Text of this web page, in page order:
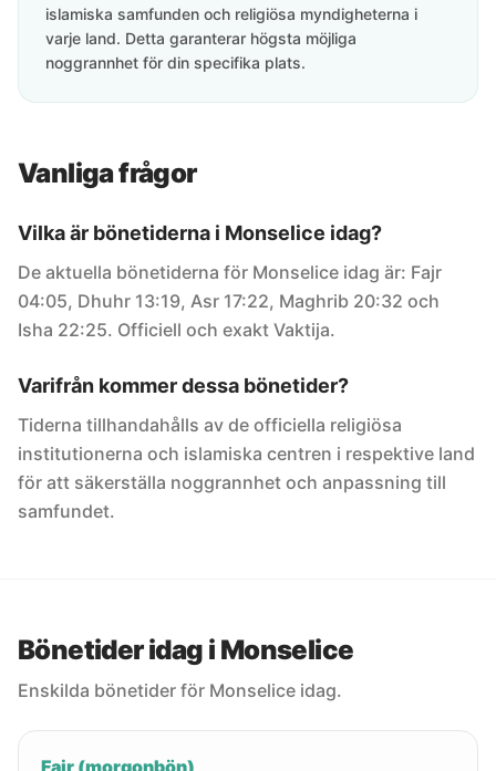
islamiska samfunden och religiösa myndigheterna i
varje land. Detta garanterar högsta möjliga
noggrannhet för din specifika plats.
Vanliga frågor
Vilka är bönetiderna i Monselice idag?
De aktuella bönetiderna för Monselice idag är: Fajr
04:05, Dhuhr 13:19, Asr 17:22, Maghrib 20:32 och
Isha 22:25. Officiell och exakt Vaktija.
Varifrån kommer dessa bönetider?
Tiderna tillhandahålls av de officiella religiösa
institutionerna och islamiska centren i respektive land
för att säkerställa noggrannhet och anpassning till
samfundet.
Bönetider idag i Monselice
Enskilda bönetider för Monselice idag.
Fajr (morgonbön)